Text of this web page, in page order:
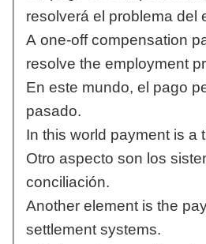
resolverá el problema del
A one-off compensation
resolve the employment
En este mundo, el pago
pasado.
In this world payment is a
Otro aspecto son los
conciliación.
Another element is the
settlement systems.